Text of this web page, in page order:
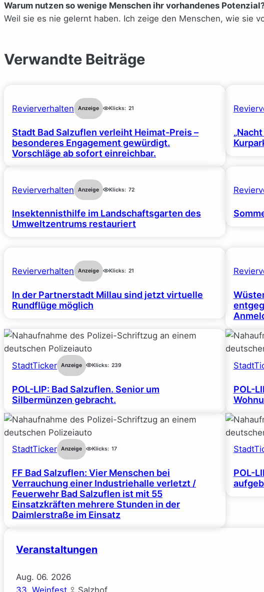
Warum nutzen so wenige Menschen ihr vorhandenes
Weil sie es nie gelernt haben. Ich zeige den Menschen, wie sie
Verwandte Beiträge
Revierverhalten Anzeige Klicks: 21
Stadt Bad Salzuflen verleiht Heimat-Preis –
besonderes Engagement gewürdigt.
Vorschläge ab sofort einreichbar.
Revierverhalten Anzeige Klicks: 72
Insektennisthilfe im Landschaftsgarten des
Umweltzentrums restauriert
Revierverhalten Anzeige Klicks: 21
In der Partnerstadt Millau sind jetzt virtuelle
Rundflüge möglich
StadtTicker Anzeige Klicks: 239
POL-LIP: Bad Salzuflen. Senior um
Silbermünzen gebracht.
POL-
StadtTicker Anzeige Klicks: 17
FF Bad Salzuflen: Vier Menschen bei
Verrauchung einer Industriehalle verletzt /
Feuerwehr Bad Salzuflen ist mit 55
Einsatzkräften mehrere Stunden in der
Daimlerstraße im Einsatz
POL-
Veranstaltungen
Aug. 06. 2026